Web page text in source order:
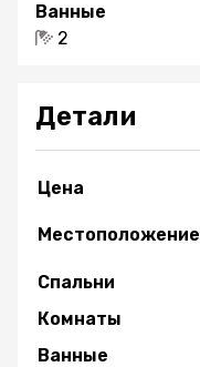
Ванные
2
Детали
Цена
Местоположение
Спальни
Комнаты
Ванные